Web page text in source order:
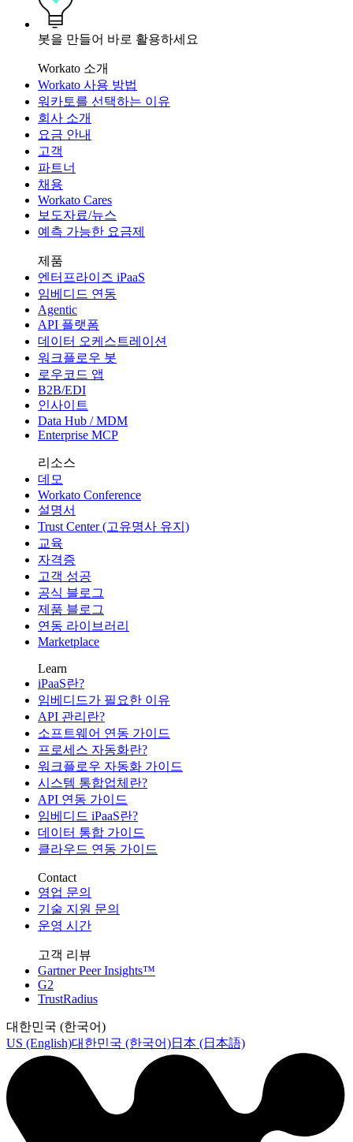
봇을 만들어 바로 활용하세요
Workato 소개
Workato 사용 방법
워카토를 선택하는 이유
회사 소개
요금 안내
고객
파트너
채용
Workato Cares
보도자료/뉴스
예측 가능한 요금제
제품
엔터프라이즈 iPaaS
임베디드 연동
Agentic
API 플랫폼
데이터 오케스트레이션
워크플로우 봇
로우코드 앱
B2B/EDI
인사이트
Data Hub / MDM
Enterprise MCP
리소스
데모
Workato Conference
설명서
Trust Center (고유명사 유지)
교육
자격증
고객 성공
공식 블로그
제품 블로그
연동 라이브러리
Marketplace
Learn
iPaaS란?
임베디드가 필요한 이유
API 관리란?
소프트웨어 연동 가이드
프로세스 자동화란?
워크플로우 자동화 가이드
시스템 통합업체란?
API 연동 가이드
임베디드 iPaaS란?
데이터 통합 가이드
클라우드 연동 가이드
Contact
영업 문의
기술 지원 문의
운영 시간
고객 리뷰
Gartner Peer Insights™
G2
TrustRadius
대한민국 (한국어)
US (English)대한민국 (한국어)日本 (日本語)